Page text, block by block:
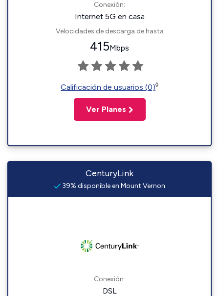
Conexión:
Internet 5G en casa
Velocidades de descarga de hasta
415Mbps
Calificación de usuarios (0)◊
Ver Planes
CenturyLink
39% disponible en Mount Vernon
Conexión:
DSL